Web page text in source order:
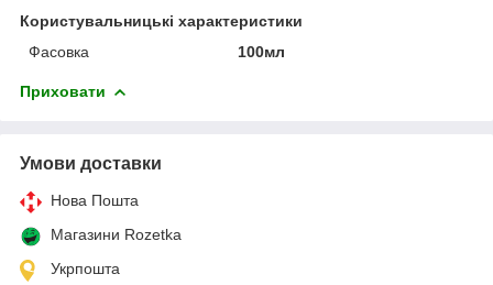
Користувальницькі характеристики
Фасовка
100мл
Приховати
Умови доставки
Нова Пошта
Магазини Rozetka
Укрпошта